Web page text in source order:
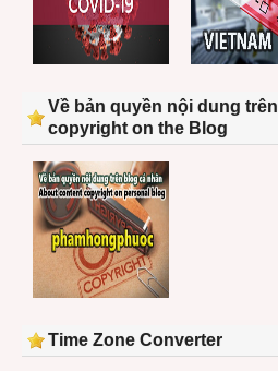
Về bản quyền nội dung
copyright on the Blog
Time Zone Converter